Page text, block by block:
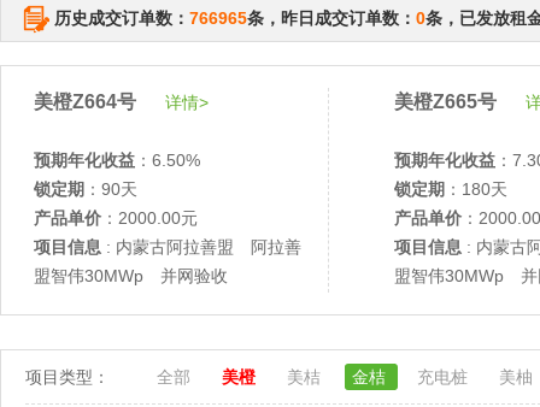
历史成交订单数： 766965条，昨日成交订单数： 0条，已发放租
美橙Z664号 详情>
预期年化收益 ：6.50%
锁定期 ：90天
产品单价 ：2000.00元
项目信息 : 内蒙古阿拉善盟 阿拉善
盟智伟30MWp 并网验收
美橙Z665号
预期年化收益 ：
锁定期 ：180天
产品单价 ：
项目信息 : 内蒙古
盟智伟30MWp 并
项目类型： 全部 美橙 美桔 金桔 充电桩 美柚